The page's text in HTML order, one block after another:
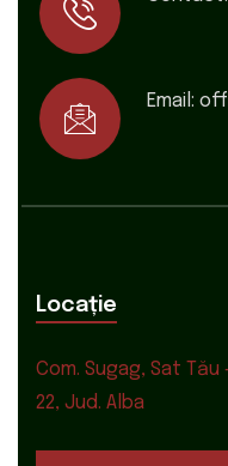
Email:
Locație
Com. Sugag, Sat Tău
22, Jud. Alba